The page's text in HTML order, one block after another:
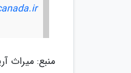
منبع: میراث